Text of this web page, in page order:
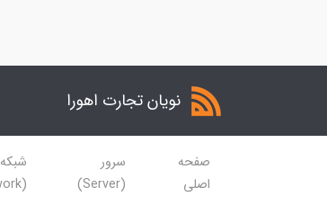
نویان تجارت اهورا
صفحه
اصلی
سرور
(Server)
شبکه
(Network)